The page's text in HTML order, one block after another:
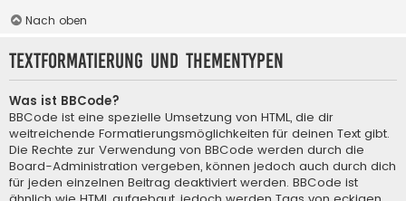
Nach oben
Textformatierung und Thementypen
Was ist BBCode?
BBCode ist eine spezielle Umsetzung von HTML, die dir
weitreichende Formatierungsmöglichkeiten für deinen Text gibt.
Die Rechte zur Verwendung von BBCode werden durch die
Board-Administration vergeben, können jedoch auch durch dich
für jeden einzelnen Beitrag deaktiviert werden. BBCode ist